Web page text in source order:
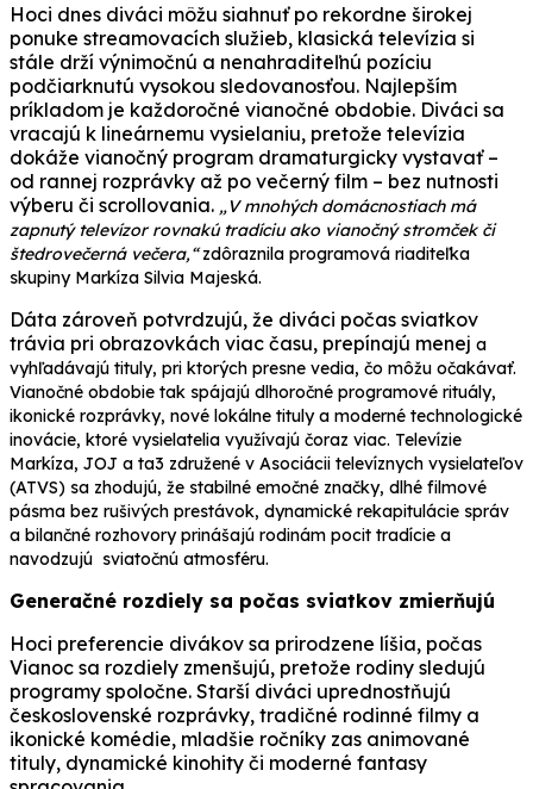
Hoci dnes diváci môžu siahnuť po rekordne širokej
ponuke streamovacích služieb, klasická televízia si
stále drží výnimočnú a nenahraditeľnú pozíciu
podčiarknutú vysokou sledovanosťou. Najlepším
príkladom je každoročné vianočné obdobie. Diváci sa
vracajú k lineárnemu vysielaniu, pretože televízia
dokáže vianočný program dramaturgicky vystavať –
od rannej rozprávky až po večerný film – bez nutnosti
výberu či scrollovania. „V mnohých domácnostiach má
zapnutý televízor rovnakú tradíciu ako vianočný stromček či
štedrovečerná večera,“zdôraznila programová riaditeľka
skupiny Markíza Silvia Majeská.
Dáta zároveň potvrdzujú, že diváci počas sviatkov
trávia pri obrazovkách viac času, prepínajú menej a
vyhľadávajú tituly, pri ktorých presne vedia, čo môžu očakávať.
Vianočné obdobie tak spájajú dlhoročné programové rituály,
ikonické rozprávky, nové lokálne tituly a moderné technologické
inovácie, ktoré vysielatelia využívajú čoraz viac. Televízie
Markíza, JOJ a ta3 združené v Asociácii televíznych vysielateľov
(ATVS) sa zhodujú, že stabilné emočné značky, dlhé filmové
pásma bez rušivých prestávok, dynamické rekapitulácie správ
a bilančné rozhovory prinášajú rodinám pocit tradície a
navodzujú sviatočnú atmosféru.
Generačné rozdiely sa počas sviatkov zmierňujú
Hoci preferencie divákov sa prirodzene líšia, počas
Vianoc sa rozdiely zmenšujú, pretože rodiny sledujú
programy spoločne. Starší diváci uprednostňujú
československé rozprávky, tradičné rodinné filmy a
ikonické komédie, mladšie ročníky zas animované
tituly, dynamické kinohity či moderné fantasy